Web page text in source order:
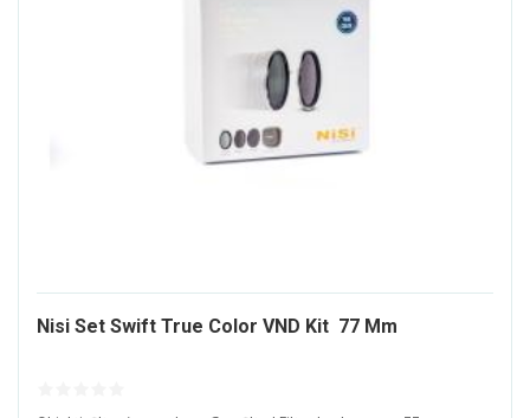
Nisi Set Swift True Color VND Kit  77 Mm